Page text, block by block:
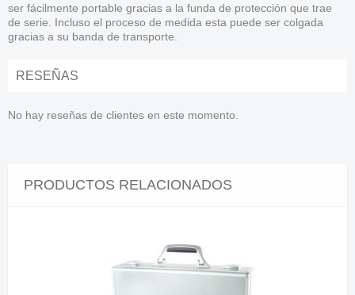
ser fácilmente portable gracias a la funda de protección que trae
de serie. Incluso el proceso de medida esta puede ser colgada
gracias a su banda de transporte.
RESEÑAS
No hay reseñas de clientes en este momento.
PRODUCTOS RELACIONADOS